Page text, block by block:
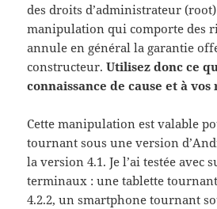
des droits d’administrateur
manipulation qui comporte des
annule en général la garantie
constructeur.Utilisez donc ce
connaissance de cause et à
Cette manipulation est valable
tournant sous une version
la version 4.1. Je l’ai testée avec
terminaux : une tablette
4.2.2, un smartphone tournant